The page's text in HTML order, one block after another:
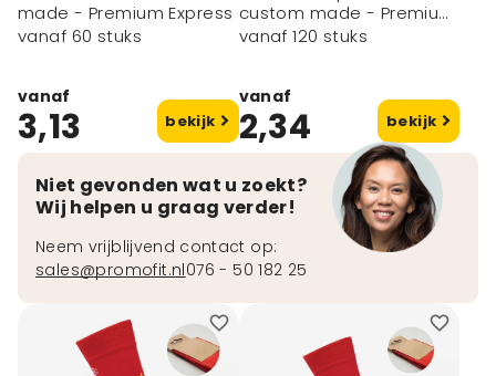
made - Premium Express
vanaf 60 stuks
vanaf
3,13 bekijk
custom made - Premium
Essential
vanaf 120 stuks
vanaf
2,34 bekijk
Niet gevonden wat u zoekt?
Wij helpen u graag verder!
Neem vrijblijvend contact op:
sales@promofit.nl076 - 50 182 25